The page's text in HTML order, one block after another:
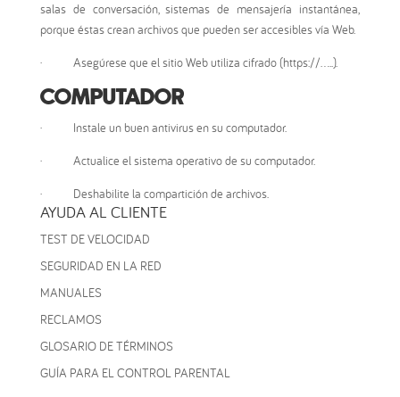
salas de conversación, sistemas de mensajería instantánea,
porque éstas crean archivos que pueden ser accesibles vía Web.
· Asegúrese que el sitio Web utiliza cifrado (https://…..).
COMPUTADOR
· Instale un buen antivirus en su computador.
· Actualice el sistema operativo de su computador.
· Deshabilite la compartición de archivos.
AYUDA AL CLIENTE
TEST DE VELOCIDAD
SEGURIDAD EN LA RED
MANUALES
RECLAMOS
GLOSARIO DE TÉRMINOS
GUÍA PARA EL CONTROL PARENTAL